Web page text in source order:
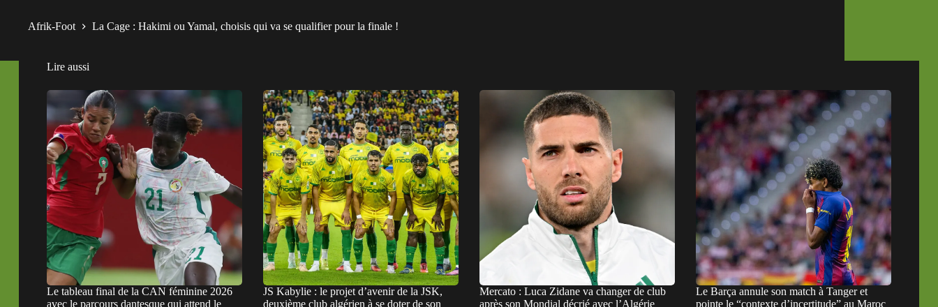
Afrik-Foot La Cage : Hakimi ou Yamal, choisis qui va se qualifier pour la finale !
Lire aussi
Le tableau final de la CAN féminine 2026
avec le parcours dantesque qui attend le
JS Kabylie : le projet d’avenir de la JSK,
deuxième club algérien à se doter de son
Mercato : Luca Zidane va changer de club
après son Mondial décrié avec l’Algérie
Le Barça annule son match à Tanger et
pointe le “contexte d’incertitude” au Maroc